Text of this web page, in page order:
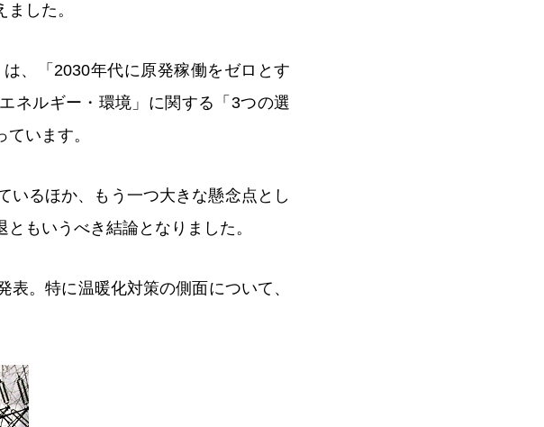
した。
、「2030年代に原発稼働をゼロとす
ネルギー・環境」に関する「3つの選
います。
いるほか、もう一つ大きな懸念点とし
もいうべき結論となりました。
。特に温暖化対策の側面について、